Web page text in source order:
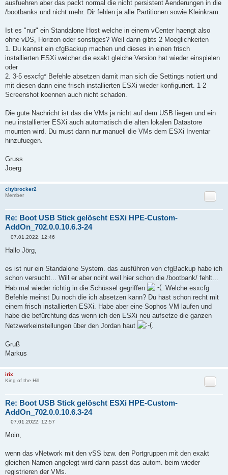
g
ausfuehren aber das packt normal die nicht persistent Aenderungen in die
/bootbanks und nicht mehr. Dir fehlen ja alle Partitionen sowie Kleinkram.
Ist es "nur" ein Standalone Host welche in einem vCenter haengt also
ohne vDS, Horizon oder sonstiges? Weil dann gibts 2 Moeglichkeiten
1. Du kannst ein cfgBackup machen und dieses in einen frisch
installierten ESXi welcher die exakt gleiche Version hat wieder einspielen
oder
2. 3-5 esxcfg* Befehle absetzen damit man sich die Settings notiert und
mit diesen dann eine frisch installierten ESXi wieder konfiguriert. 1-2
Screenshot koennen auch nicht schaden.
Die gute Nachricht ist das die VMs ja nicht auf dem USB liegen und ein
neu installierter ESXi auch automatisch die alten lokalen Datastore
mounten wird. Du must dann nur manuell die VMs dem ESXi Inventar
hinzufuegen.
Gruss
Joerg
citybrocker2
Member
Re: Boot USB Stick gelöscht ESXi HPE-Custom-
AddOn_702.0.0.10.6.3-24
Zitat
e
i
a
g
07.01.2022, 12:46
Hallo Jörg,
es ist nur ein Standalone System. das ausführen von cfgBackup habe ich
schon versucht... Will er aber nciht weil hier schon die /bootbank/ fehlt...
Hab mal wieder richtig in die Schüssel gegriffen
. Welche esxcfg
Befehle meinst Du noch die ich absetzen kann? Du hast schon recht mit
einem frisch installierten ESXi. Habe aber eine Sophos VM laufen und
habe die befürchtung das wenn ich den ESXi neu aufsetze die ganzen
Netzwerkeinstellungen über den Jordan haut
Gruß
Markus
irix
King of the Hill
Re: Boot USB Stick gelöscht ESXi HPE-Custom-
AddOn_702.0.0.10.6.3-24
Zitat
i
a
g
07.01.2022, 12:57
Moin,
wenn das vNetwork mit den vSS bzw. den Portgruppen mit den exakt
gleichen Namen angelegt wird dann passt das autom. beim wieder
registrieren der VMs.